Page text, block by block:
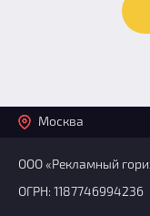
Москва
ООО «Рекламный
ОГРН: 1187746994236